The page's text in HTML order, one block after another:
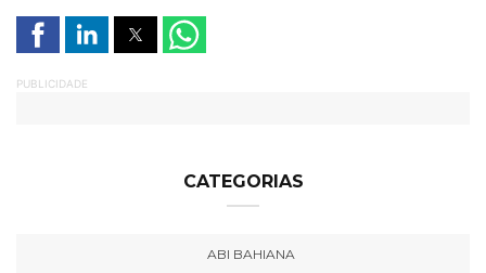
PUBLICIDADE
CATEGORIAS
ABI BAHIANA